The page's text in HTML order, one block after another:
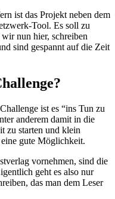
ist das Projekt neben dem
Tool. Es soll zu
wir nun hier, schreiben
sind gespannt auf die Zeit
ist es “ins Tun zu
anderem damit in die
zu starten und klein
gute Möglichkeit.
vornehmen, sind die
geht es also nur
das man dem Leser